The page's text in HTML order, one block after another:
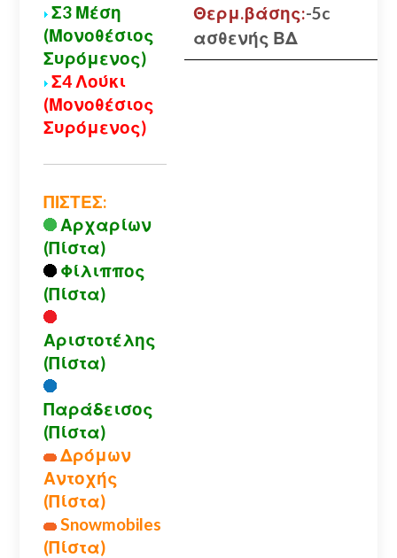
Σ3 Μέση
(Μονοθέσιος
Συρόμενος)
Σ4 Λούκι
(Μονοθέσιος
Συρόμενος)
ΠΙΣΤΕΣ:
Αρχαρίων
(Πίστα)
Φίλιππος
(Πίστα)
Αριστοτέλης
(Πίστα)
Παράδεισος
(Πίστα)
Δρόμων
Αντοχής
(Πίστα)
Snowmobiles
(Πίστα)
Θερμ.βάσης:-5c
ασθενής ΒΔ